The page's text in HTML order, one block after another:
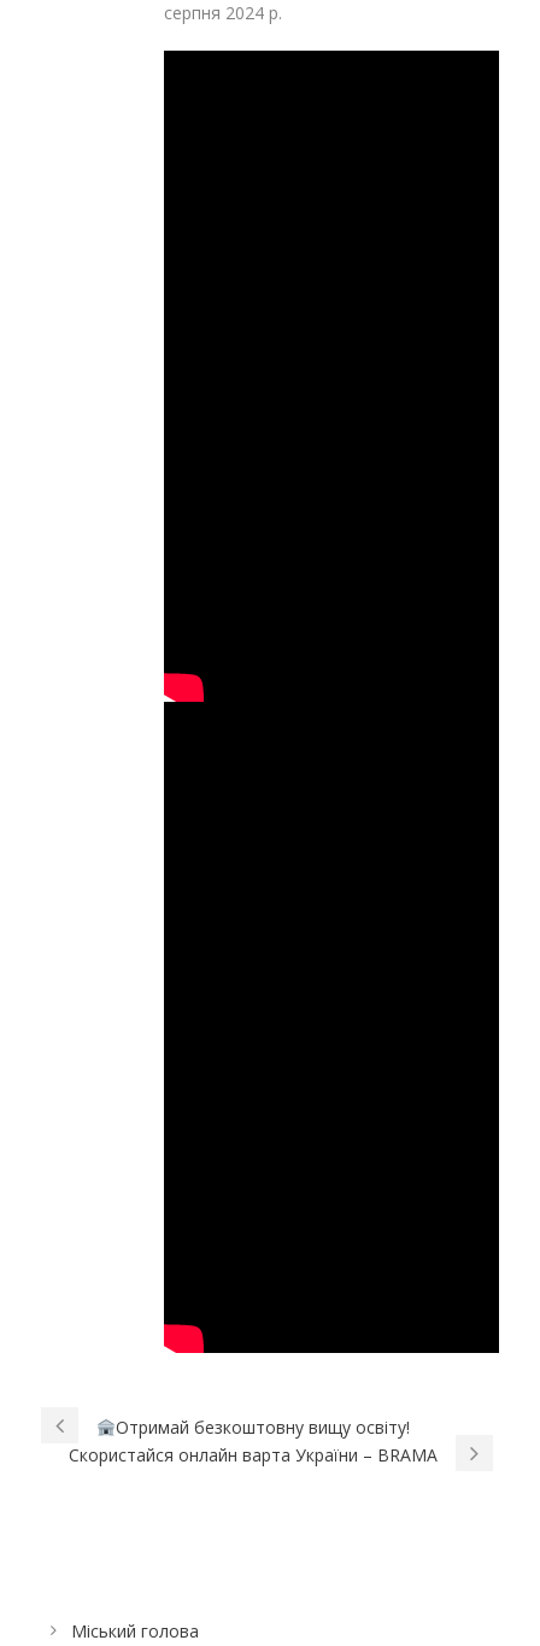
серпня 2024 р.
Отримай безкоштовну вищу освіту!
Скористайся онлайн варта України – BRAMA
Міський голова